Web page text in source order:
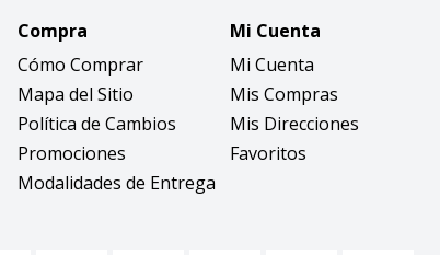
Compra
Cómo Comprar
Mapa del Sitio
Política de Cambios
Promociones
Modalidades de Entrega
Mi Cuenta
Mi Cuenta
Mis Compras
Mis Direcciones
Favoritos